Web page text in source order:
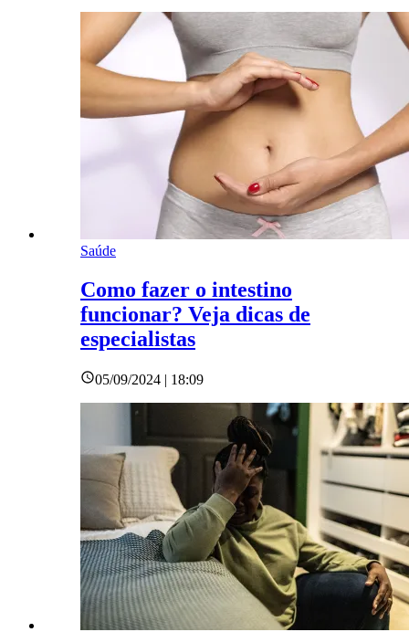
Saúde
Como fazer o intestino
funcionar? Veja dicas de
especialistas
05/09/2024 | 18:09